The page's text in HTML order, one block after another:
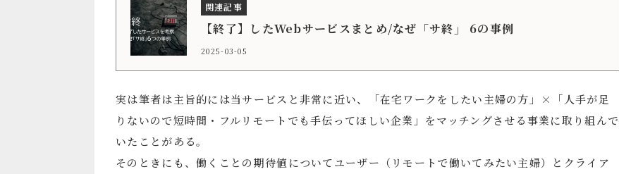
【終了】したWebサービスまとめ/なぜ「サ終」 6の事例
2025-03-05
実は筆者は主旨的には当サービスと非常に近い、「在宅ワークをしたい主婦の方」×「人手が足
りないので短時間・フルリモートでも手伝ってほしい企業」をマッチングさせる事業に取り組んで
いたことがある。
そのときにも、働くことの期待値についてユーザー（リモートで働いてみたい主婦）とクライア